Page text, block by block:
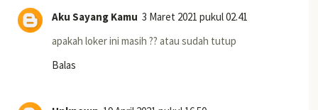
Aku Sayang Kamu 3 Maret 2021 pukul 02.41
apakah loker ini masih ?? atau sudah tutup
Balas